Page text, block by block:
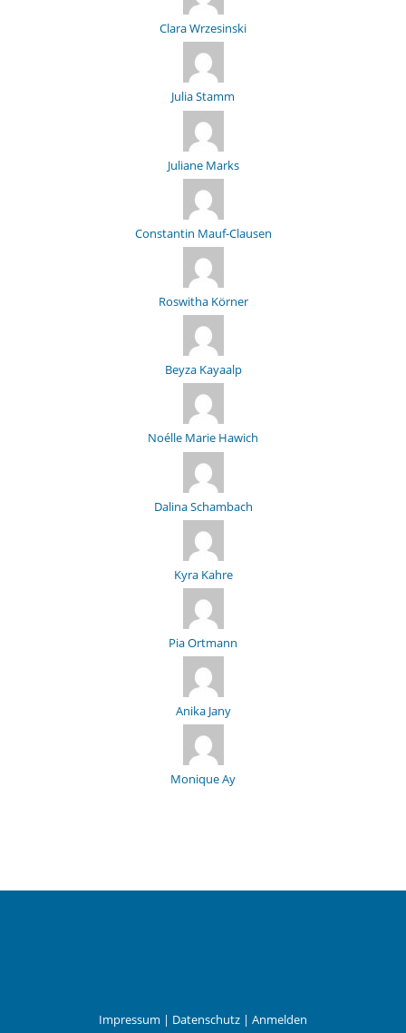
Clara Wrzesinski
Julia Stamm
Juliane Marks
Constantin Mauf-Clausen
Roswitha Körner
Beyza Kayaalp
Noélle Marie Hawich
Dalina Schambach
Kyra Kahre
Pia Ortmann
Anika Jany
Monique Ay
Impressum | Datenschutz | Anmelden